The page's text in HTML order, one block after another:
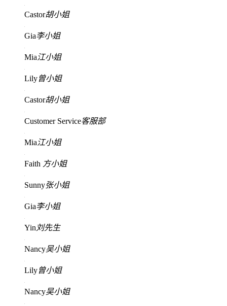
Castor胡小姐
Gia李小姐
Mia江小姐
Lily曾小姐
Castor胡小姐
Customer Service客服部
Mia江小姐
Faith 方小姐
Sunny张小姐
Gia李小姐
Yin 刘先生
Nancy吴小姐
Lily曾小姐
Nancy吴小姐